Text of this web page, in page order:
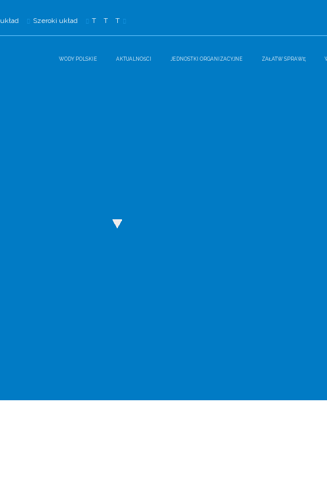
Szeroki układ T T T
WODY POLSKIE AKTUALNOŚCI JEDNOSTKI ORGANIZACYJNE ZAŁATW SPRAWĘ